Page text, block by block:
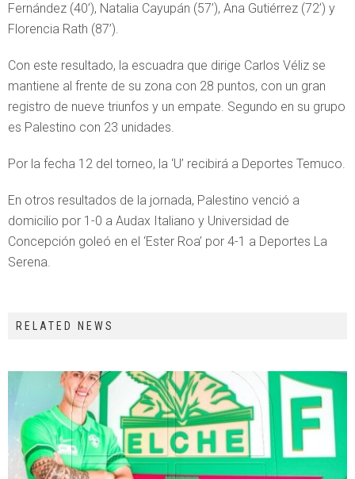
Fernández (40’), Natalia Cayupán (57’), Ana Gutiérrez (72’) y
Florencia Rath (87’).
Con este resultado, la escuadra que dirige Carlos Véliz se
mantiene al frente de su zona con 28 puntos, con un gran
registro de nueve triunfos y un empate. Segundo en su grupo
es Palestino con 23 unidades.
Por la fecha 12 del torneo, la ‘U’ recibirá a Deportes Temuco.
En otros resultados de la jornada, Palestino venció a
domicilio por 1-0 a Audax Italiano y Universidad de
Concepción goleó en el ‘Ester Roa’ por 4-1 a Deportes La
Serena.
RELATED NEWS